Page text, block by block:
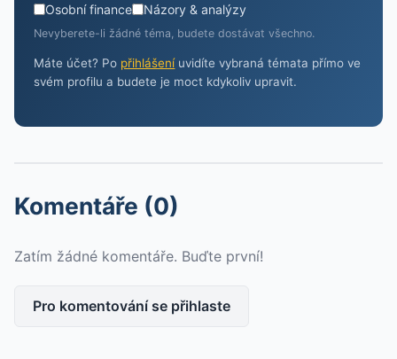
Osobní finance
Názory & analýzy
Nevyberete-li žádné téma, budete dostávat všechno.
Máte účet? Po přihlášeníuvidíte vybraná témata přímo ve
svém profilu a budete je moct kdykoliv upravit.
Komentáře (0)
Zatím žádné komentáře. Buďte první!
Pro komentování se přihlaste